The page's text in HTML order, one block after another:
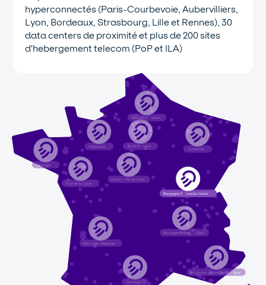
hyperconnectés (Paris-Courbevoie, Aubervilliers,
Lyon, Bordeaux, Strasbourg, Lille et Rennes), 30
data centers de proximité et plus de 200 sites
d'hebergement telecom (PoP et ILA)
Pr ovence -Alpes-Côte d ’Azur
P a ys de la Loire
Occitanie
Nou velle-Aquitaine
Normandie Île-de-F rance
Hauts-de-F rance
Gr and Est
Centre -Val de Loire
Bretagne
Bourgogne-F ranche-Comté
Au vergne-Rhône -Alpes